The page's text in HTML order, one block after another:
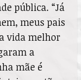
pública. “Já
meus pais
vida melhor
a
mãe é